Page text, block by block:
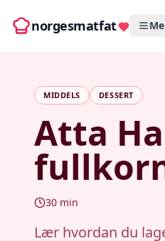
norgesmatfat
MIDDELS DESSERT
Atta
30 min
Lær hvordan du